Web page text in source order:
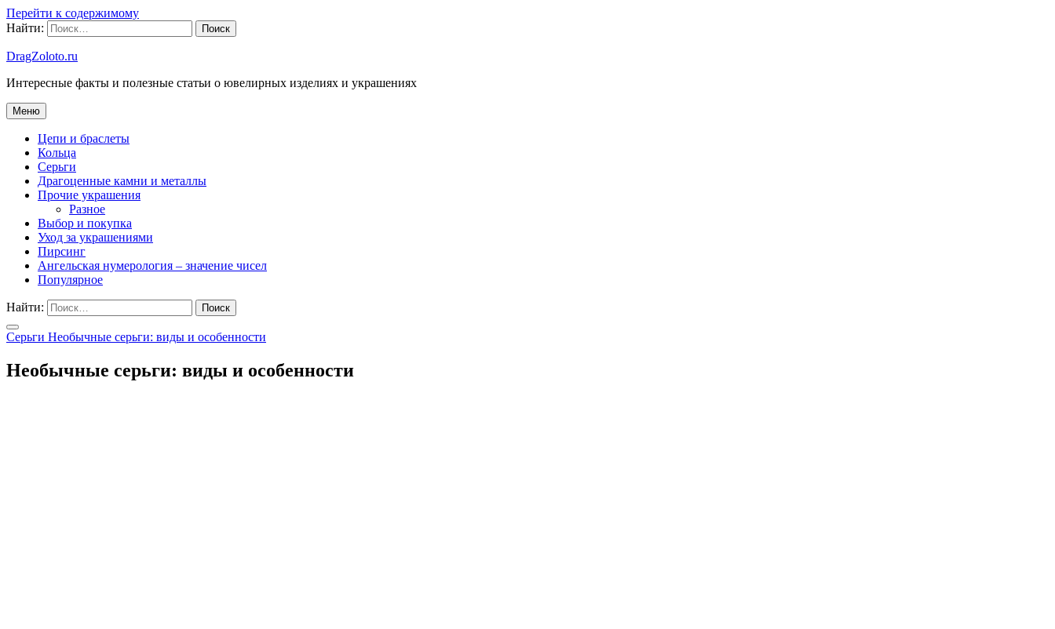
Перейти к содержимому
Найти:
DragZoloto.ru
Интересные факты и полезные статьи о ювелирных изделиях и украшениях
Меню
Цепи и браслеты
Кольца
Серьги
Драгоценные камни и металлы
Прочие украшения
Разное
Выбор и покупка
Уход за украшениями
Пирсинг
Ангельская нумерология – значение чисел
Популярное
Найти:
Серьги Необычные серьги: виды и особенности
Необычные серьги: виды и особенности